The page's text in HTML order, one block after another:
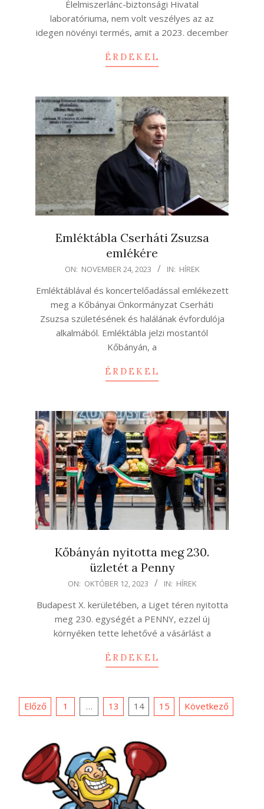
Élelmiszerlánc-biztonsági Hivatal
laboratóriuma, nem volt veszélyes az az
idegen növényi termés, amit a 2023. december
ÉRDEKEL
Emléktábla Cserháti Zsuzsa
emlékére
24
ON: NOVEMBER 24, 2023 IN: HÍREK
Emléktáblával és koncertelőadással emlékezett
meg a Kőbányai Önkormányzat Cserháti
Zsuzsa születésének és halálának évfordulója
alkalmából. Emléktábla jelzi mostantól
Kőbányán, a
ÉRDEKEL
Kőbányán nyitotta meg 230.
üzletét a Penny
12
ON: OKTÓBER 12, 2023 IN: HÍREK
Budapest X. kerületében, a Liget téren nyitotta
meg 230. egységét a PENNY, ezzel új
környéken tette lehetővé a vásárlást a
ÉRDEKEL
Bejegyzések
Előző 1 … 13 14 15 Következő